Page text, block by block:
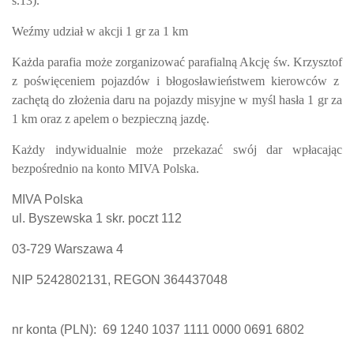
Weźmy udział w akcji 1 gr za 1 km
Każda parafia może zorganizować parafialną Akcję św. Krzysztof
z poświęceniem pojazdów i błogosławieństwem kierowców z
zachętą do złożenia daru na pojazdy misyjne w myśl hasła 1 gr za
1 km oraz z apelem o bezpieczną jazdę.
Każdy indywidualnie może przekazać swój dar wpłacając
bezpośrednio na konto MIVA Polska.
MIVA Polska
ul. Byszewska 1 skr. poczt 112
03-729 Warszawa 4
NIP 5242802131, REGON 364437048
nr konta (PLN): 69 1240 1037 1111 0000 0691 6802